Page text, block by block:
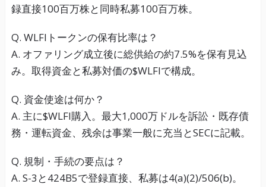
録直接100百万株と同時私募100百万株。
Q. WLFIトークンの保有比率は？
A. オファリング成立後に総供給の約7.5%を保有見込
み。取得資金と私募対価の$WLFIで構成。
Q. 資金使途は何か？
A. 主に$WLFI購入。最大1,000万ドルを訴訟・既存債
務・運転資金、残余は事業一般に充当とSECに記載。
Q. 規制・手続の要点は？
A. S-3と424B5で登録直接、私募は4(a)(2)/506(b)。